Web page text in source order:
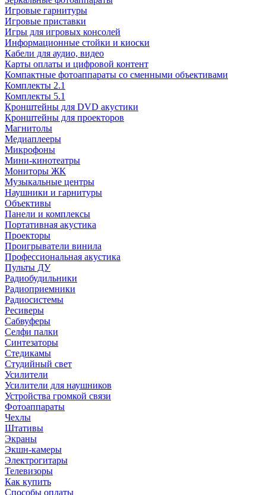
Игровые гарнитуры
Игровые приставки
Игры для игровых консолей
Информационные стойки и киоски
Кабели для аудио, видео
Карты оплаты и цифровой контент
Компактные фотоаппараты со сменными объективами
Комплекты 2.1
Комплекты 5.1
Кронштейны для DVD акустики
Кронштейны для проекторов
Магнитолы
Медиаплееры
Микрофоны
Мини-кинотеатры
Мониторы ЖК
Музыкальные центры
Наушники и гарнитуры
Объективы
Панели и комплексы
Портативная акустика
Проекторы
Проигрыватели винила
Профессиональная акустика
Пульты ДУ
Радиобудильники
Радиоприемники
Радиосистемы
Ресиверы
Сабвуферы
Селфи палки
Синтезаторы
Стедикамы
Студийный свет
Усилители
Усилители для наушников
Устройства громкой связи
Фотоаппараты
Чехлы
Штативы
Экраны
Экшн-камеры
Электрогитары
Телевизоры
Как купить
Способы оплаты